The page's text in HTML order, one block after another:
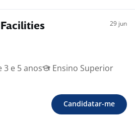
29 jun
3 e 5 anos
Ensino Superior
Candidatar-me